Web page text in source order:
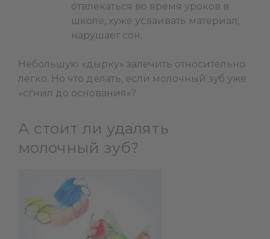
отвлекаться во время уроков в
школе, хуже усваивать материал,
нарушает сон.
Небольшую «дырку» залечить относительно
легко. Но что делать, если молочный зуб уже
«сгнил до основания»?
А стоит ли удалять
молочный зуб?